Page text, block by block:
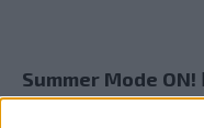
Summer Mode
στιγμή σε